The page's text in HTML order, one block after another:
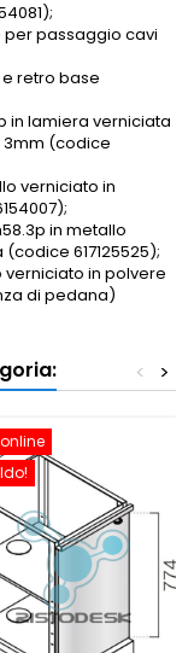
passaggio cavi
retro base
in lamiera verniciata
(codice
verniciato in
in metallo
617125525);
verniciato in polvere
di pedana)
>
<